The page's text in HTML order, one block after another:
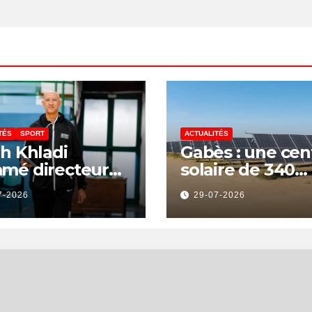
SPORT
Khladi
directeur
Direction
de
2026
ACTUALITÉS
Gabès : une
solaire de 340
millions de
pour renforcer
transition
29-07-2026